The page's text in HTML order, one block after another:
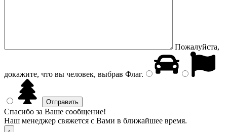
Пожалуйста,
докажите, что вы человек, выбрав Флаг.
Спасибо за Ваше сообщение!
Наш менеджер свяжется с Вами в ближайшее время.